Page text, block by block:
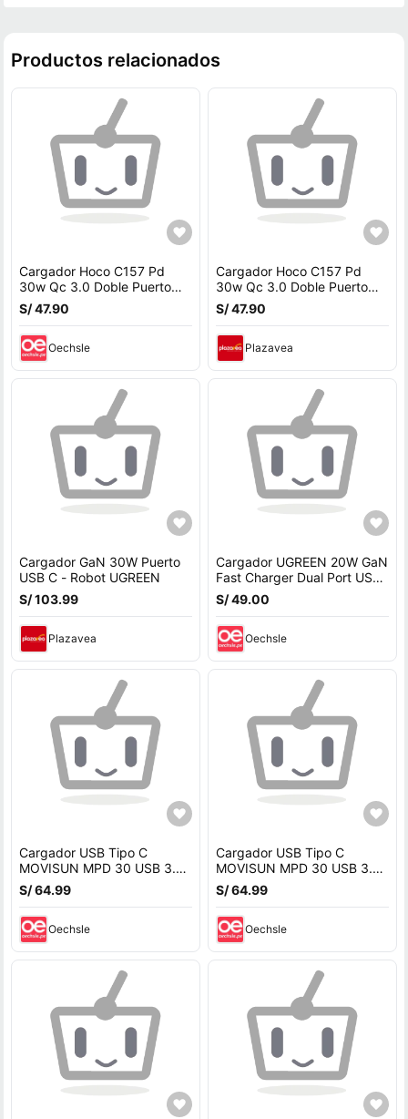
Productos relacionados
Cargador Hoco C157 Pd
30w Qc 3.0 Doble Puerto
Con Cable Usb-c
S/ 47.90
Oechsle
Cargador Hoco C157 Pd
30w Qc 3.0 Doble Puerto
Con Cable Usb-c
S/ 47.90
Plazavea
Cargador GaN 30W Puerto
USB C - Robot UGREEN
S/ 103.99
Plazavea
Cargador UGREEN 20W GaN
Fast Charger Dual Port USB-
C y USB-A PD 3.0 QC 3.0 -
55533
S/ 49.00
Oechsle
Cargador USB Tipo C
MOVISUN MPD 30 USB 3.0
Carga Rapida 30W Cable
1.2m
S/ 64.99
Oechsle
Cargador USB Tipo C
MOVISUN MPD 30 USB 3.0
Carga Rapida 30W Cable
1.2m
S/ 64.99
Oechsle